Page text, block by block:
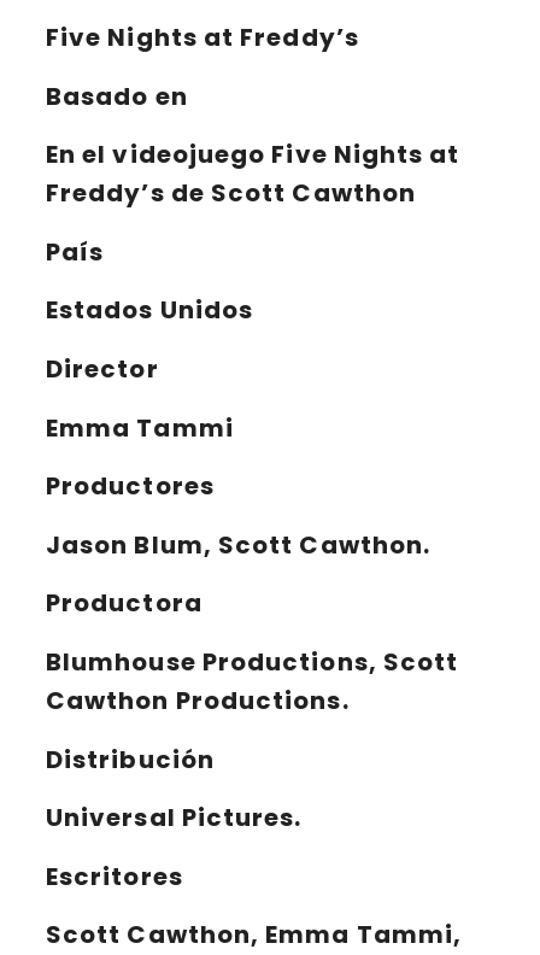
Five Nights at Freddy’s
Basado en
En el videojuego Five Nights at
Freddy’s de Scott Cawthon
País
Estados Unidos
Director
Emma Tammi
Productores
Jason Blum, Scott Cawthon.
Productora
Blumhouse Productions, Scott
Cawthon Productions.
Distribución
Universal Pictures.
Escritores
Scott Cawthon, Emma Tammi,